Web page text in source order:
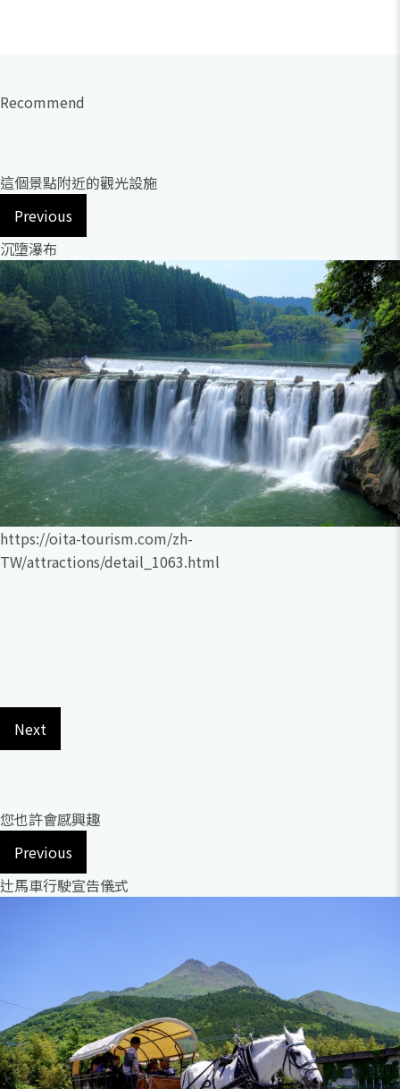
Recommend
這個景點附近的觀光設施
Previous
沉墮瀑布
https://oita-tourism.com/zh-
TW/attractions/detail_1063.html
Next
您也許會感興趣
Previous
辻馬車行駛宣告儀式